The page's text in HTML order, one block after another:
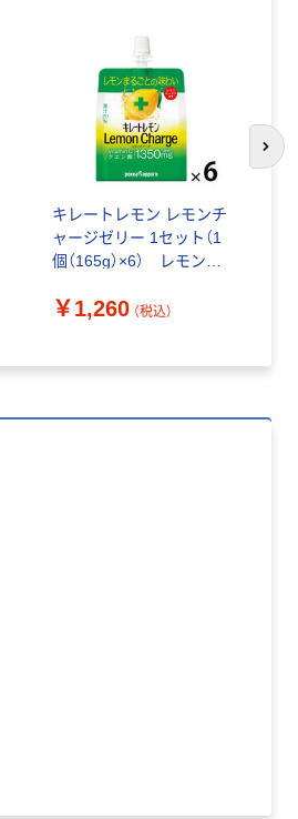
キレートレモン レモンチ
ャージゼリー 1セット（1
個（165g）×6） レモンペ
クエン酸 ポッカサッポ
￥1,260 （税込）
次
パー ボックス
150組 5箱入 ア
スクル スマート
コンパクト ビ
ビッド PEFC認
証
￥328~
本気プライス
中判 再生紙
100％ 200枚
FSC認証 シング
企画 オリジナル
￥149~